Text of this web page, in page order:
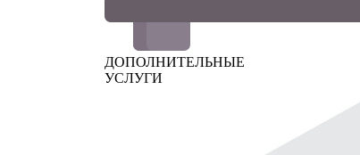
ДОПОЛНИТЕЛЬНЫЕ
УСЛУГИ